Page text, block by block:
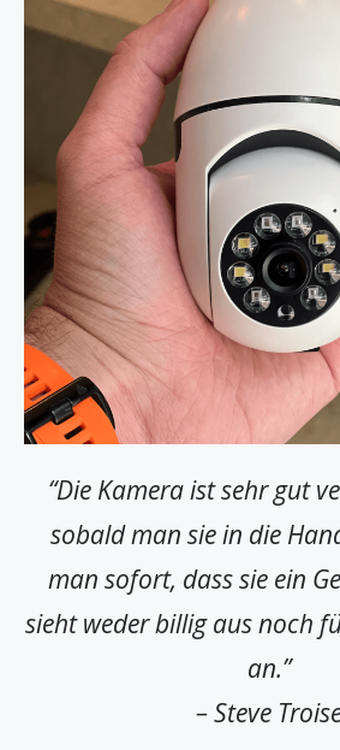
“Die Kamera ist sehr gut
sobald man sie in die
man sofort, dass sie ein
sieht weder billig aus noch
an.”
– Steve